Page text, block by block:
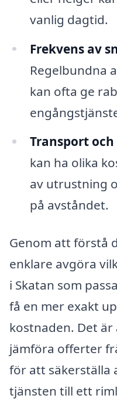
vanlig dagtid.
Frekvens av
Regelbundna
kan ofta ge
Transport
kan ha olika
av utrustning
på avståndet.
Genom att förstå
enklare avgöra
i Skatan som
få en mer exakt
kostnaden. Det
jämföra offerter
för att säkerställa
tjänsten till ett